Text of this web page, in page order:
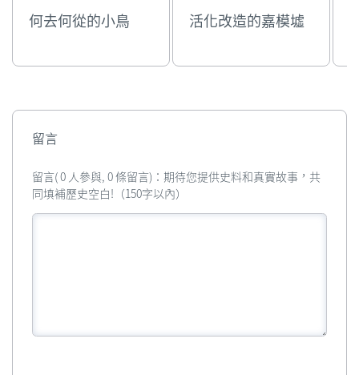
何去何從的小鳥 活化改造的嘉模墟
留言
留言( 0 人參與, 0 條留言)：期待您提供史料和真實故事，共
同填補歷史空白!（150字以內）